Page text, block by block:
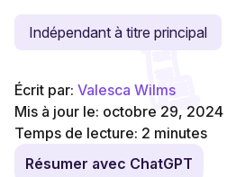
Indépendant à titre principal
Écrit par: Valesca Wilms
Mis à jour le: octobre 29, 2024
Temps de lecture: 2 minutes
Résumer avec ChatGPT